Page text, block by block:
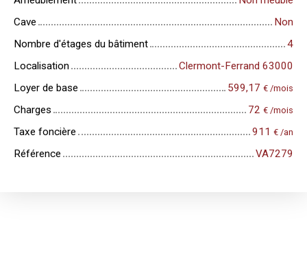
Cave
Non
Nombre d'étages du bâtiment
4
Localisation
Clermont-Ferrand 63000
Loyer de base
599,17 € /mois
Charges 72 € /mois
Taxe foncière 911 € /an
Référence VA7279